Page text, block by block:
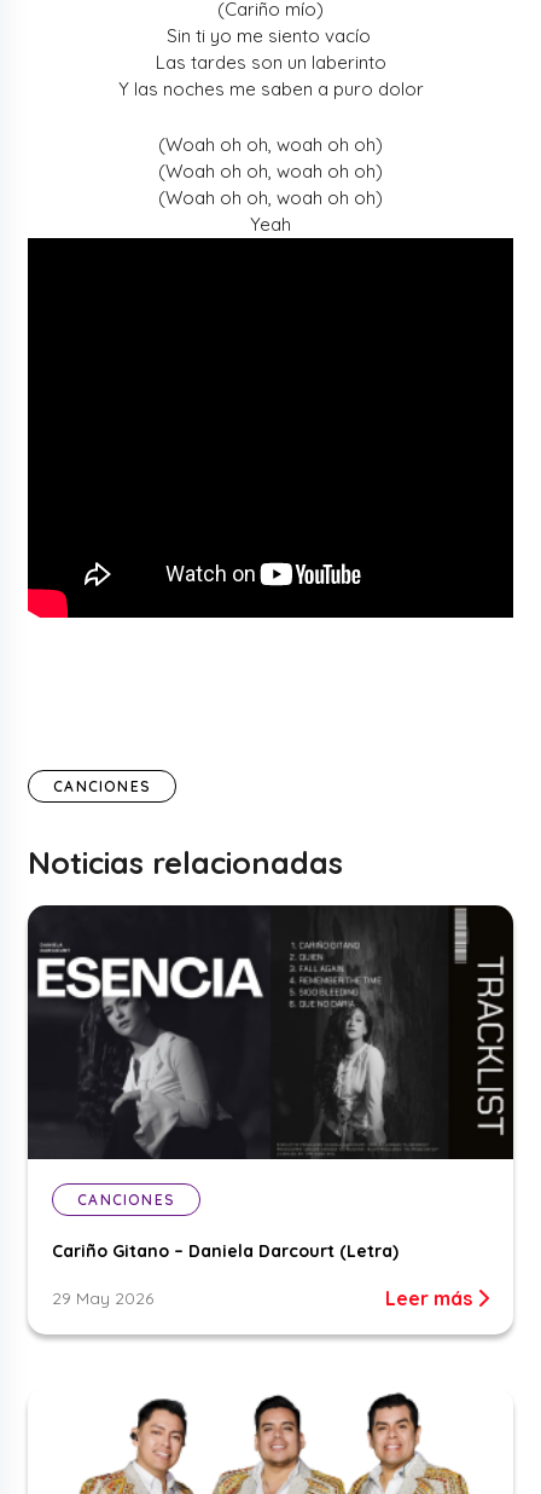
(Cariño mío)
Sin ti yo me siento vacío
Las tardes son un laberinto
Y las noches me saben a puro dolor
(Woah oh oh, woah oh oh)
(Woah oh oh, woah oh oh)
(Woah oh oh, woah oh oh)
Yeah
CANCIONES
Noticias relacionadas
CANCIONES
Cariño Gitano – Daniela Darcourt (Letra)
29 May 2026 Leer más